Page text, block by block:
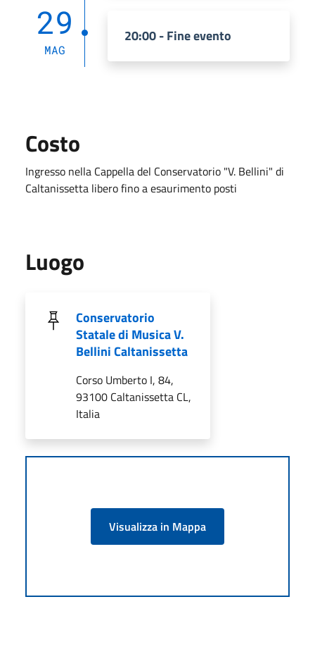
29
MAG
20:00 - Fine evento
Costo
Ingresso nella Cappella del Conservatorio "V. Bellini" di
Caltanissetta libero fino a esaurimento posti
Luogo
Conservatorio
Statale di Musica V.
Bellini Caltanissetta
Corso Umberto I, 84,
93100 Caltanissetta CL,
Italia
Visualizza in Mappa